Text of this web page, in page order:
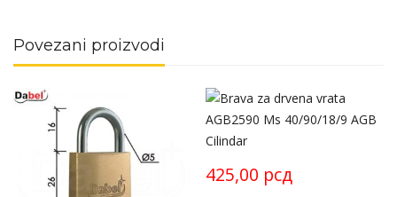
Povezani proizvodi
425,00 рсд